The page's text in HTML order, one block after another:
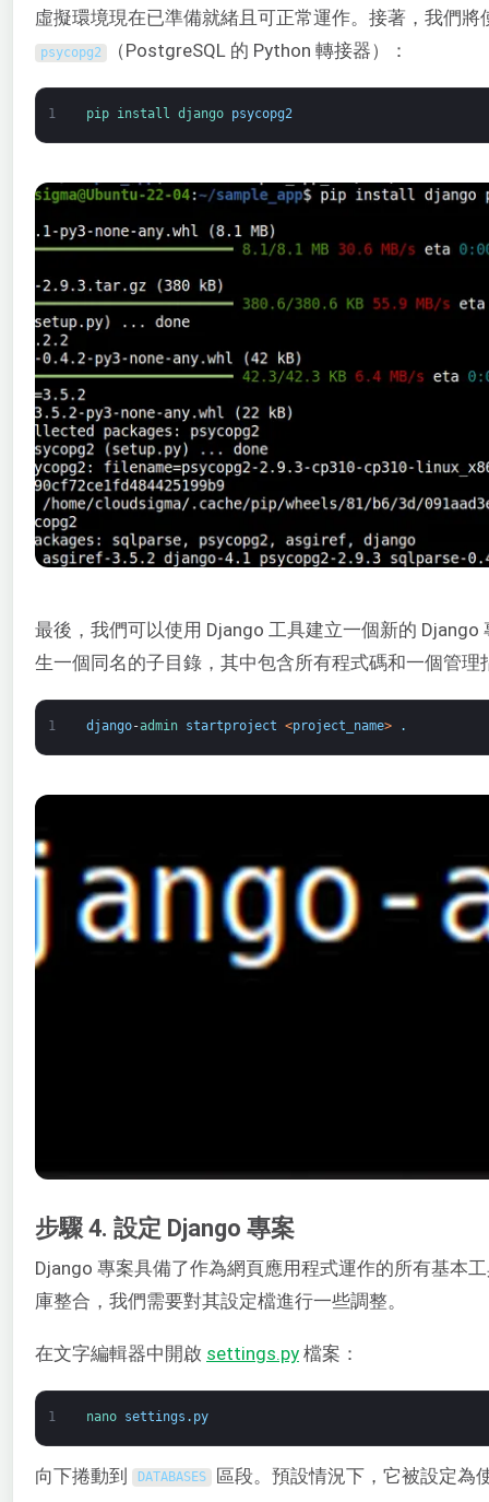
虛擬環境現在已準備就緒且可正常運作。接著，我們將
psycopg2 （PostgreSQL 的 Python 轉接器）：
1 pip install django psycopg2
最後，我們可以使用 Django 工具建立一個新的
生一個同名的子目錄，其中包含所有程式碼和一個管理
1 django-admin startproject <project_name> .
步驟 4. 設定 Django 專案
Django 專案具備了作為網頁應用程式運作的所有基本
庫整合，我們需要對其設定檔進行一些調整。
在文字編輯器中開啟 settings.py 檔案：
1 nano settings . py
向下捲動到 DATABASES 區段。預設情況下，它被設定為